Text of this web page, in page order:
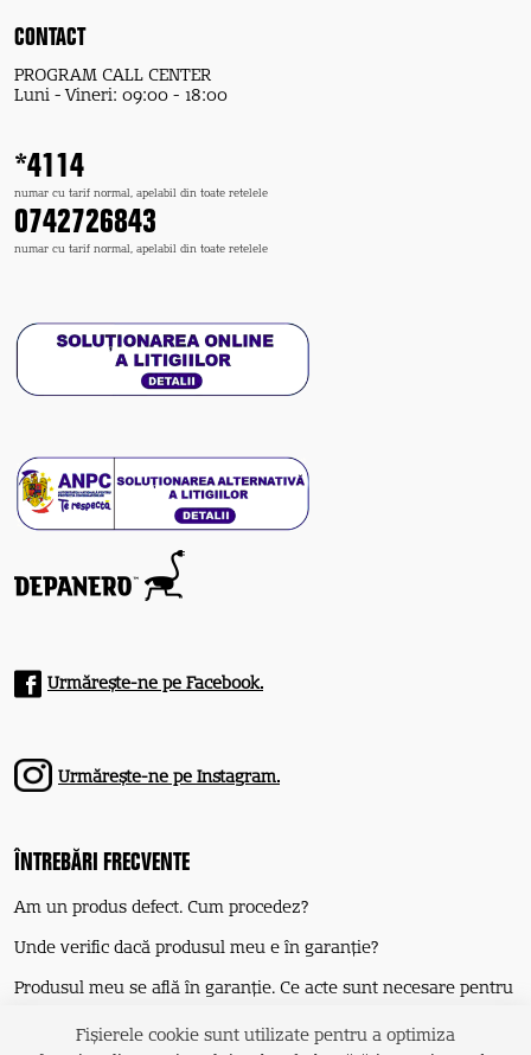
CONTACT
PROGRAM CALL CENTER
Luni - Vineri: 09:00 - 18:00
*4114
numar cu tarif normal, apelabil din toate retelele
0742726843
numar cu tarif normal, apelabil din toate retelele
Urmărește-ne pe Facebook.
Urmărește-ne pe Instagram.
ÎNTREBĂRI FRECVENTE
Am un produs defect. Cum procedez?
Unde verific dacă produsul meu e în garanție?
Produsul meu se află în garanţie. Ce acte sunt necesare pentru
Fișierele cookie sunt utilizate pentru a optimiza